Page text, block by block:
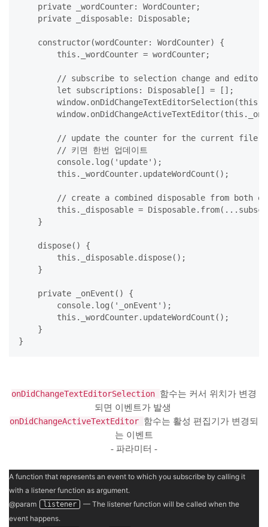
    private _wordCounter: WordCounter;
    private _disposable: Disposable;
    constructor(wordCounter: WordCounter) {
        this._wordCounter = wordCounter;
// subscribe to selection change and editor
        let subscriptions: Disposable[] = [];
        // update the counter for the current file
        // 키면 한번 업데이트
        console.log('update');
        this._wordCounter.updateWordCount();
// create a combined disposable from both
this._disposable =
    }
    dispose() {
        this._disposable.dispose();
    }
    private _onEvent() {
        console.log('_onEvent');
        this._wordCounter.updateWordCount();
    }
}
onDidChangeTextEditorSelection 함수는 커서 위치가 변경
되면 이벤트가 발생
onDidChangeActiveTextEditor 함수는 활성 편집기가 변경되
는 이벤트
- 파라미터 -
A function that represents an event to which you subscribe by calling it
with a listener function as argument.
@param
listener
— The listener function will be called when the
event happens.